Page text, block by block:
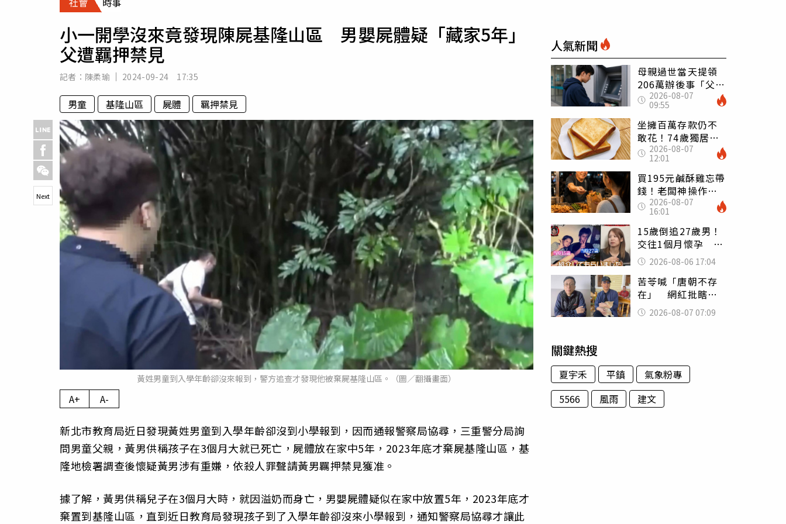
專欄
運勢
小一開學沒來竟發現陳屍基隆山區 男嬰屍體疑「藏家5年」
父遭羈押禁見
記者： 陳柔瑜 2024-09-24 17:35
男童 基隆山區 屍體 羈押禁見
黃姓男童到入學年齡卻沒來報到，警方追查才發現他被棄屍基隆山區。（圖／翻攝畫面）
Next
A+ A-
新北市教育局近日發現黃姓男童到入學年齡卻沒到小學報到，因而通報警察局協尋，三重警分局詢
問男童父親，黃男供稱孩子在3個月大就已死亡，屍體放在家中5年，2023年底才棄屍基隆山區，基
隆地檢署調查後懷疑黃男涉有重嫌，依殺人罪聲請黃男羈押禁見獲准。
據了解，黃男供稱兒子在3個月大時，就因溢奶而身亡，男嬰屍體疑似在家中放置5年，2023年底才
棄置到基隆山區，直到近日教育局發現孩子到了入學年齡卻沒來小學報到，通知警察局協尋才讓此
人氣新聞
母親過世當天提領
206萬辦後事「父子
遭判刑」 律師：
搶錢先下手是罪
2026-08-07
09:55
坐擁百萬存款仍不
敢花！74歲獨居翁
「1餐只吃1片吐
司」 半年後暴瘦
嚇壞女兒
2026-08-07
12:01
買195元鹹酥雞忘帶
錢！老闆神操作
「倒找5元」 全網
看哭：這就是台灣
2026-08-07
16:01
15歲倒追27歲男！
交往1個月懷孕 36
歲當阿嬤故事曝光
2026-08-06 17:04
苦苓喊「唐朝不存
在」 網紅批瞎編
歷史：李白、杜甫
用鮮卑文寫詩？
2026-08-07 07:09
關鍵熱搜
夏宇禾 平鎮
氣象粉專
5566
風雨 建文